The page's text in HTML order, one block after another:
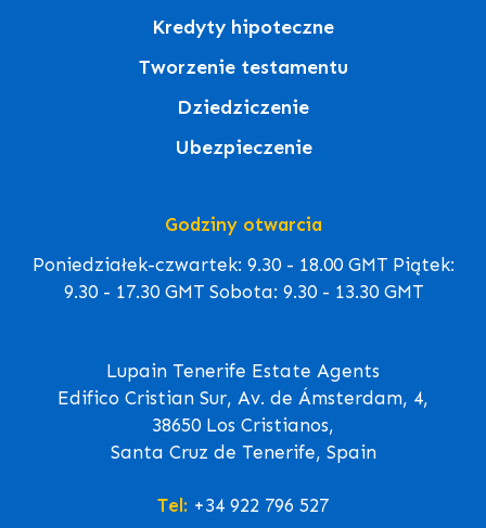
Kredyty hipoteczne
Tworzenie testamentu
Dziedziczenie
Ubezpieczenie
Godziny otwarcia
Poniedziałek-czwartek: 9.30 - 18.00 GMT Piątek:
9.30 - 17.30 GMT Sobota: 9.30 - 13.30 GMT
Lupain Tenerife Estate Agents
Edifico Cristian Sur, Av. de Ámsterdam, 4,
38650 Los Cristianos,
Santa Cruz de Tenerife, Spain
Tel: +34 922 796 527